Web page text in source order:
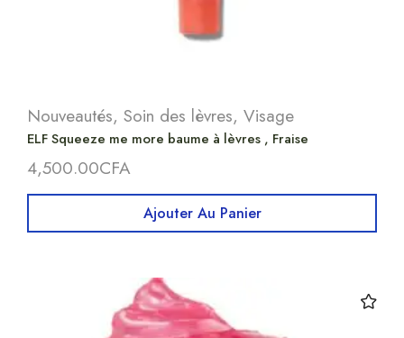
Nouveautés, Soin des lèvres, Visage
ELF Squeeze me more baume à lèvres , Fraise
4,500.00CFA
Ajouter Au Panier